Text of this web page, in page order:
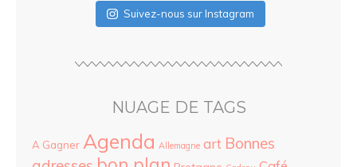
Suivez-nous sur Instagram
NUAGE DE TAGS
A Gagner Agenda Allemagne art Bonnes